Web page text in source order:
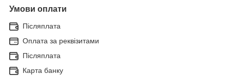
Умови оплати
Післяплата
Оплата за реквізитами
Післяплата
Карта банку